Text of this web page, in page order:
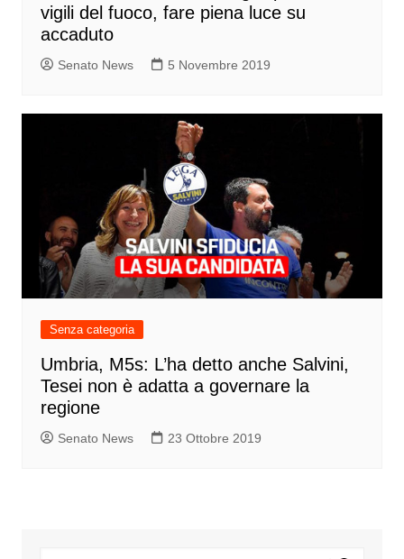
vigili del fuoco, fare piena luce su
accaduto
Senato News 5 Novembre 2019
Senza categoria
Umbria, M5s: L’ha detto anche Salvini,
Tesei non è adatta a governare la
regione
Senato News 23 Ottobre 2019